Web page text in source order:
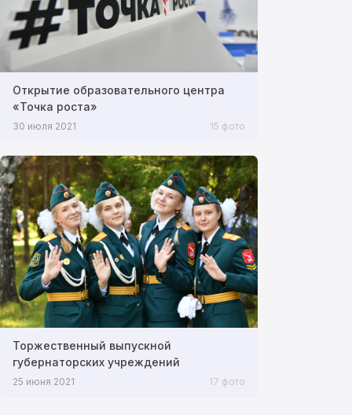
Открытие образовательного центра
«Точка роста»
30 июля 2021 15 фото
Торжественный выпускной
губернаторских учреждений
25 июня 2021 17 фото